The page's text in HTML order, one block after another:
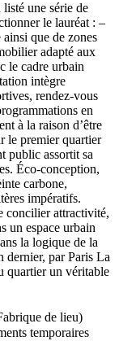
une série de
le lauréat : –
que de zones
adapté aux
le cadre urbain
intègre
rendez-vous
en
à la raison d’être
le premier quartier
public assortit sa
Éco-conception,
carbone,
impératifs.
concilier attractivité,
un espace urbain
la logique de la
dernier, par Paris La
quartier un véritable
de lieu)
temporaires